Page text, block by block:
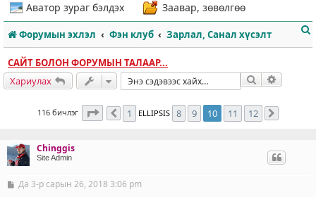
Аватор зураг бэлдэх
Заавар, зөвөлгөө
Форумын эхлэл Фэн клуб Зарлал, Санал хүсэлт
САЙТ БОЛОН ФОРУМЫН ТАЛААР...
Хариулах
Хайлт
116 бичлэг хуудасны12дахь нь
Өмнөх
1 ELLIPSIS 8 9 10 11 12
Chinggis
Site Admin
БДа 3-р сарын 26, 2018 3:06 pm